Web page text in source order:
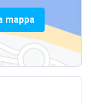
mappa